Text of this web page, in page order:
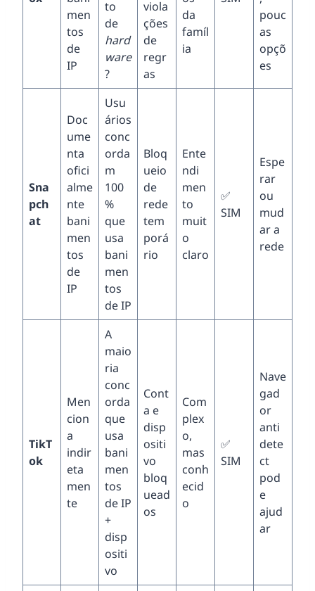
men
tos
de
IP
to
de
hard
ware
?
viola
ções
de
regr
as
da
famíl
ia
pouc
as
opçõ
es
Sna
pch
at
Doc
ume
nta
ofici
alme
nte
bani
men
tos
de
IP
Usu
ários
conc
orda
m
100
%
que
usa
bani
men
tos
de IP
Bloq
ueio
de
rede
tem
porá
rio
Ente
ndi
men
to
muit
o
claro
✅
SIM
Espe
rar
ou
mud
ar a
rede
TikT
ok
Men
cion
a
indir
eta
men
te
A
maio
ria
conc
orda
que
usa
bani
men
tos
de IP
+
disp
ositi
vo
Cont
a e
disp
ositi
vo
bloq
uead
os
Com
plex
o,
mas
conh
ecid
o
✅
SIM
Nave
gad
or
anti
dete
ct
pod
e
ajud
ar